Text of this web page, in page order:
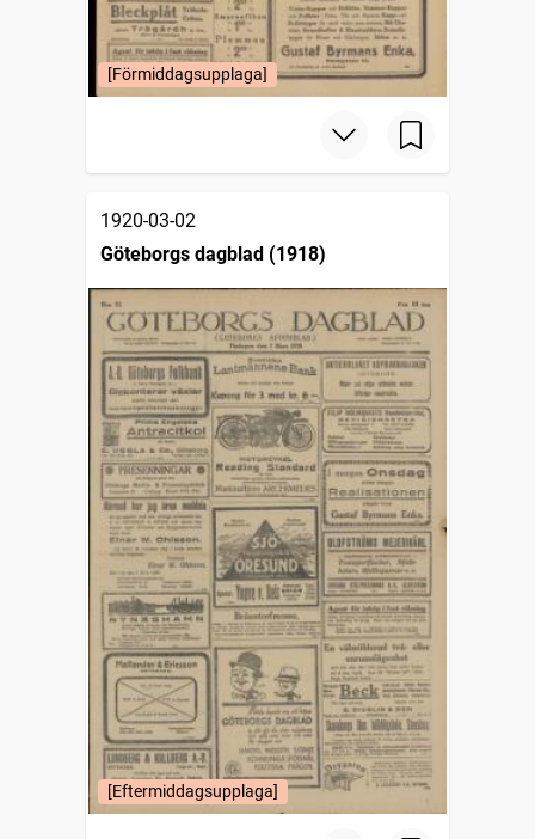
[Förmiddagsupplaga]
1920-03-02
Göteborgs dagblad (1918)
[Eftermiddagsupplaga]